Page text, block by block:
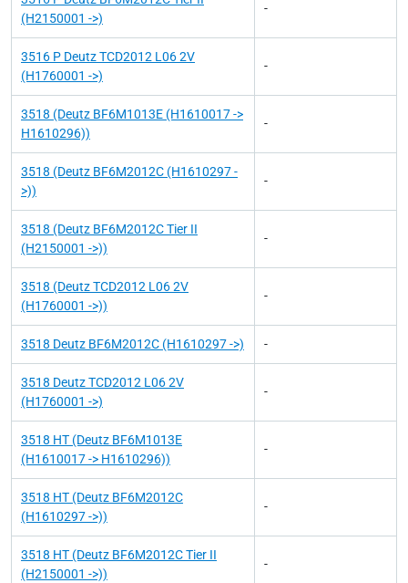
(H2150001 ->)
-
3516 P Deutz TCD2012 L06 2V
(H1760001 ->)
-
3518 (Deutz BF6M1013E (H1610017 ->
H1610296))
-
3518 (Deutz BF6M2012C (H1610297 -
>))
-
3518 (Deutz BF6M2012C Tier II
(H2150001 ->))
-
3518 (Deutz TCD2012 L06 2V
(H1760001 ->))
-
3518 Deutz BF6M2012C (H1610297 ->) -
3518 Deutz TCD2012 L06 2V
(H1760001 ->)
-
3518 HT (Deutz BF6M1013E
(H1610017 -> H1610296))
-
3518 HT (Deutz BF6M2012C
(H1610297 ->))
-
3518 HT (Deutz BF6M2012C Tier II
(H2150001 ->))
-